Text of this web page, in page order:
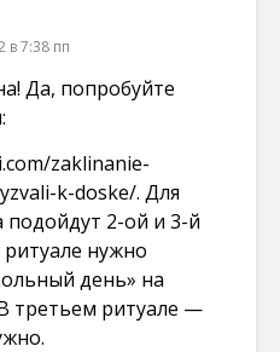
в 7:38 пп
Да, попробуйте
zaklinanie-
k-doske/. Для
подойдут 2-ой и 3-й
нужно
день» на
третьем ритуале —